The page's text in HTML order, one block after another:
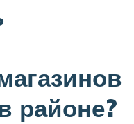
районе?